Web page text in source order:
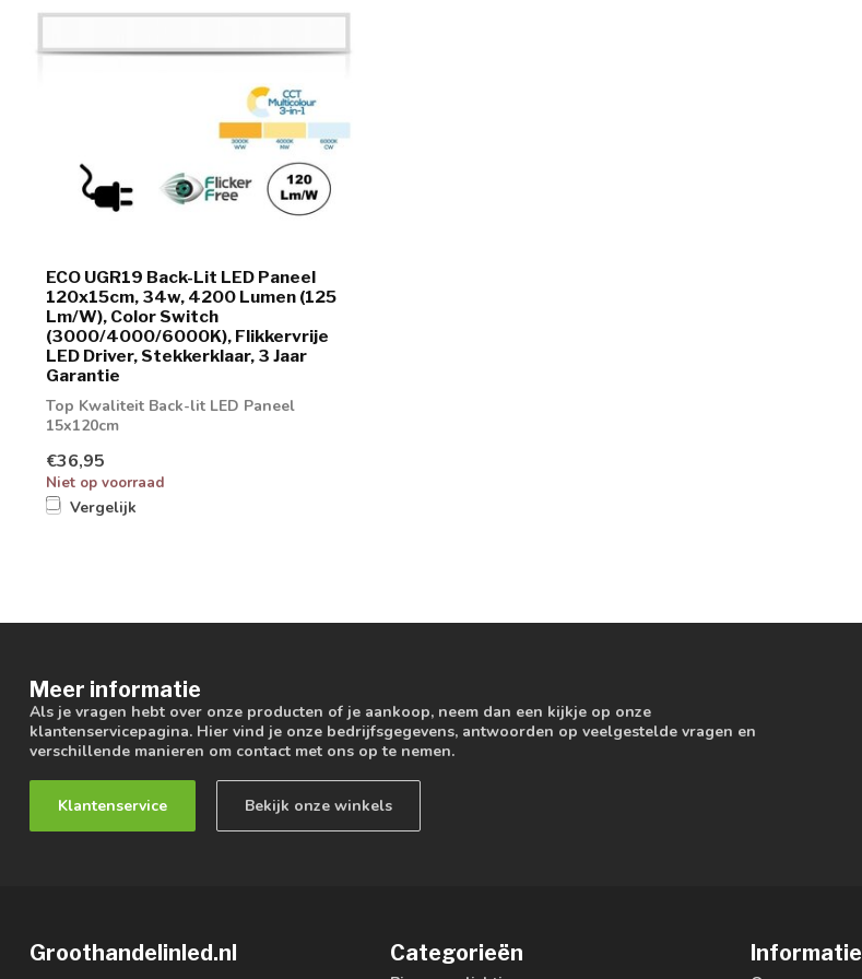
ECO UGR19 Back-Lit LED Paneel
120x15cm, 34w, 4200 Lumen (125
Lm/W), Color Switch
(3000/4000/6000K), Flikkervrije
LED Driver, Stekkerklaar, 3 Jaar
Garantie
Top Kwaliteit Back-lit LED Paneel
15x120cm
€36,95
Niet op voorraad
Vergelijk
Meer informatie
Als je vragen hebt over onze producten of je aankoop, neem dan een kijkje op onze
klantenservicepagina. Hier vind je onze bedrijfsgegevens, antwoorden op veelgestelde vragen en
verschillende manieren om contact met ons op te nemen.
Klantenservice Bekijk onze winkels
Groothandelinled.nl Categorieën Informatie